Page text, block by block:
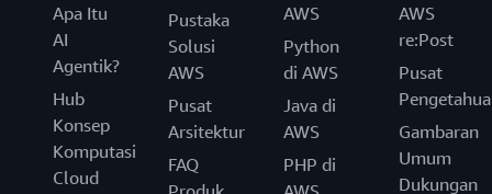
Apa Itu
AI
Agentik?
Hub
Konsep
Komputasi
Cloud
Pustaka
Solusi
AWS
Pusat
Arsitektur
FAQ
AWS
Python
di AWS
Java di
AWS
PHP di
AWS
re:Post
Pusat
Gambaran
Umum
Dukungan